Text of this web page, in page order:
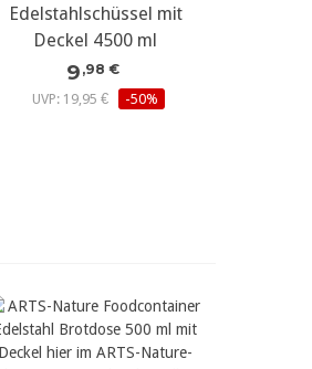
Edelstahlschüssel mit
Deckel 4500 ml
9 ,98 €
UVP: 19,95 €
-50%